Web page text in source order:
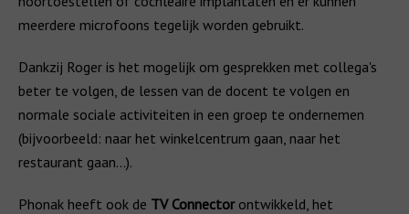
meerdere microfoons tegelijk worden gebruikt.
Dankzij Roger is het mogelijk om gesprekken met collega's
beter te volgen, de lessen van de docent te volgen en
normale sociale activiteiten in een groep te ondernemen
(bijvoorbeeld: naar het winkelcentrum gaan, naar het
restaurant gaan...).
Phonak heeft ook de TV Connectorontwikkeld, het